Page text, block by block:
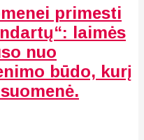
primesti
laimės
nuo
būdo, kurį